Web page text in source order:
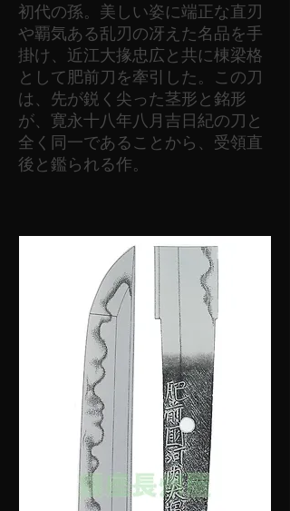
初代の孫。美しい姿に端正な直刃
や覇気ある乱刃の冴えた名品を手
掛け、近江大掾忠広と共に棟梁格
として肥前刀を牽引した。この刀
は、先が鋭く尖った茎形と銘形
が、寛永十八年八月吉日紀の刀と
全く同一であることから、受領直
後と鑑られる作。